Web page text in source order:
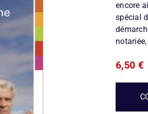
encore
spécial
6,50 €